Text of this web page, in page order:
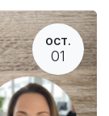
OCT.
01